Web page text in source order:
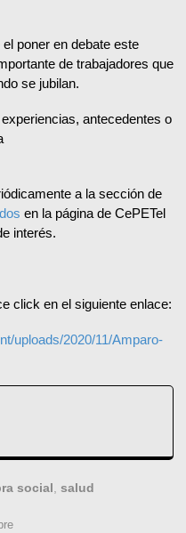
poner en debate este
de trabajadores que
se jubilan.
antecedentes o
a la sección de
en la página de CePETel
interés.
click en el siguiente enlace:
uploads/2020/11/Amparo-
social, salud